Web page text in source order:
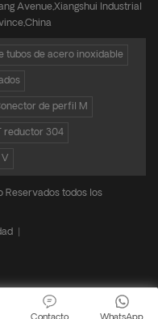
Avenue,Xiangshui Industrial
tubos de acero inoxidable
de perfil M
reductor 304
Reservados todos los